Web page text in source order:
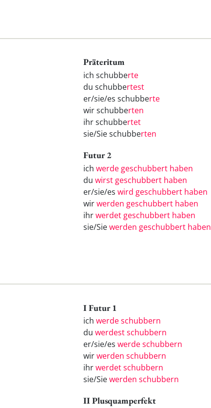
Präteritum
ich schubberte
du schubbertest
er/sie/es schubberte
wir schubberten
ihr schubbertet
sie/Sie schubberten
Futur 2
ich werde geschubbert haben
du wirst geschubbert haben
er/sie/es wird geschubbert haben
wirwerden geschubbert haben
ihrwerdet geschubbert haben
sie/Siewerden geschubbert haben
I Futur 1
ich werde schubbern
du werdest schubbern
er/sie/es werde schubbern
wirwerden schubbern
ihrwerdet schubbern
sie/Siewerden schubbern
II Plusquamperfekt